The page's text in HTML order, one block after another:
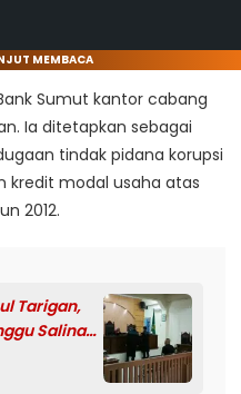
MEMBACA
Sumut kantor cabang
Ia ditetapkan sebagai
tindak pidana korupsi
kredit modal usaha atas
2012.
Tarigan,
Salinan